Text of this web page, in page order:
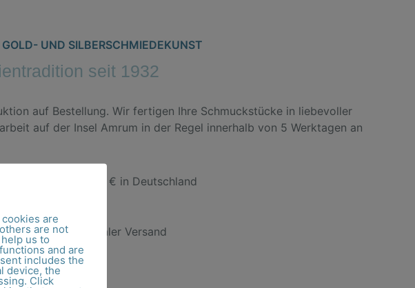
GOLD- UND SILBERSCHMIEDEKUNST
seit 1932
auf Bestellung. Wir fertigen Ihre Schmuckstücke in liebevoller
auf der Insel Amrum in der Regel innerhalb von 5 Werktagen an
Versand ab 300,00 € in Deutschland
& klimaneutraler Versand
are
are not
us to
and are
includes the
device, the
Click